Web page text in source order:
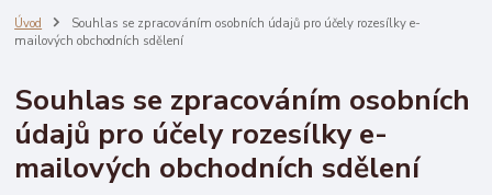
Úvod
Souhlas se zpracováním osobních údajů pro účely rozesílky e-
mailových obchodních sdělení
Souhlas se zpracováním osobních
údajů pro účely rozesílky e-
mailových obchodních sdělení